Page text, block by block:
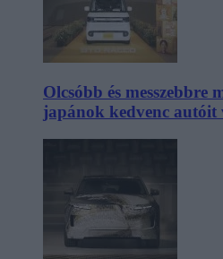
Olcsóbb és messzebbre
japánok kedvenc autóit